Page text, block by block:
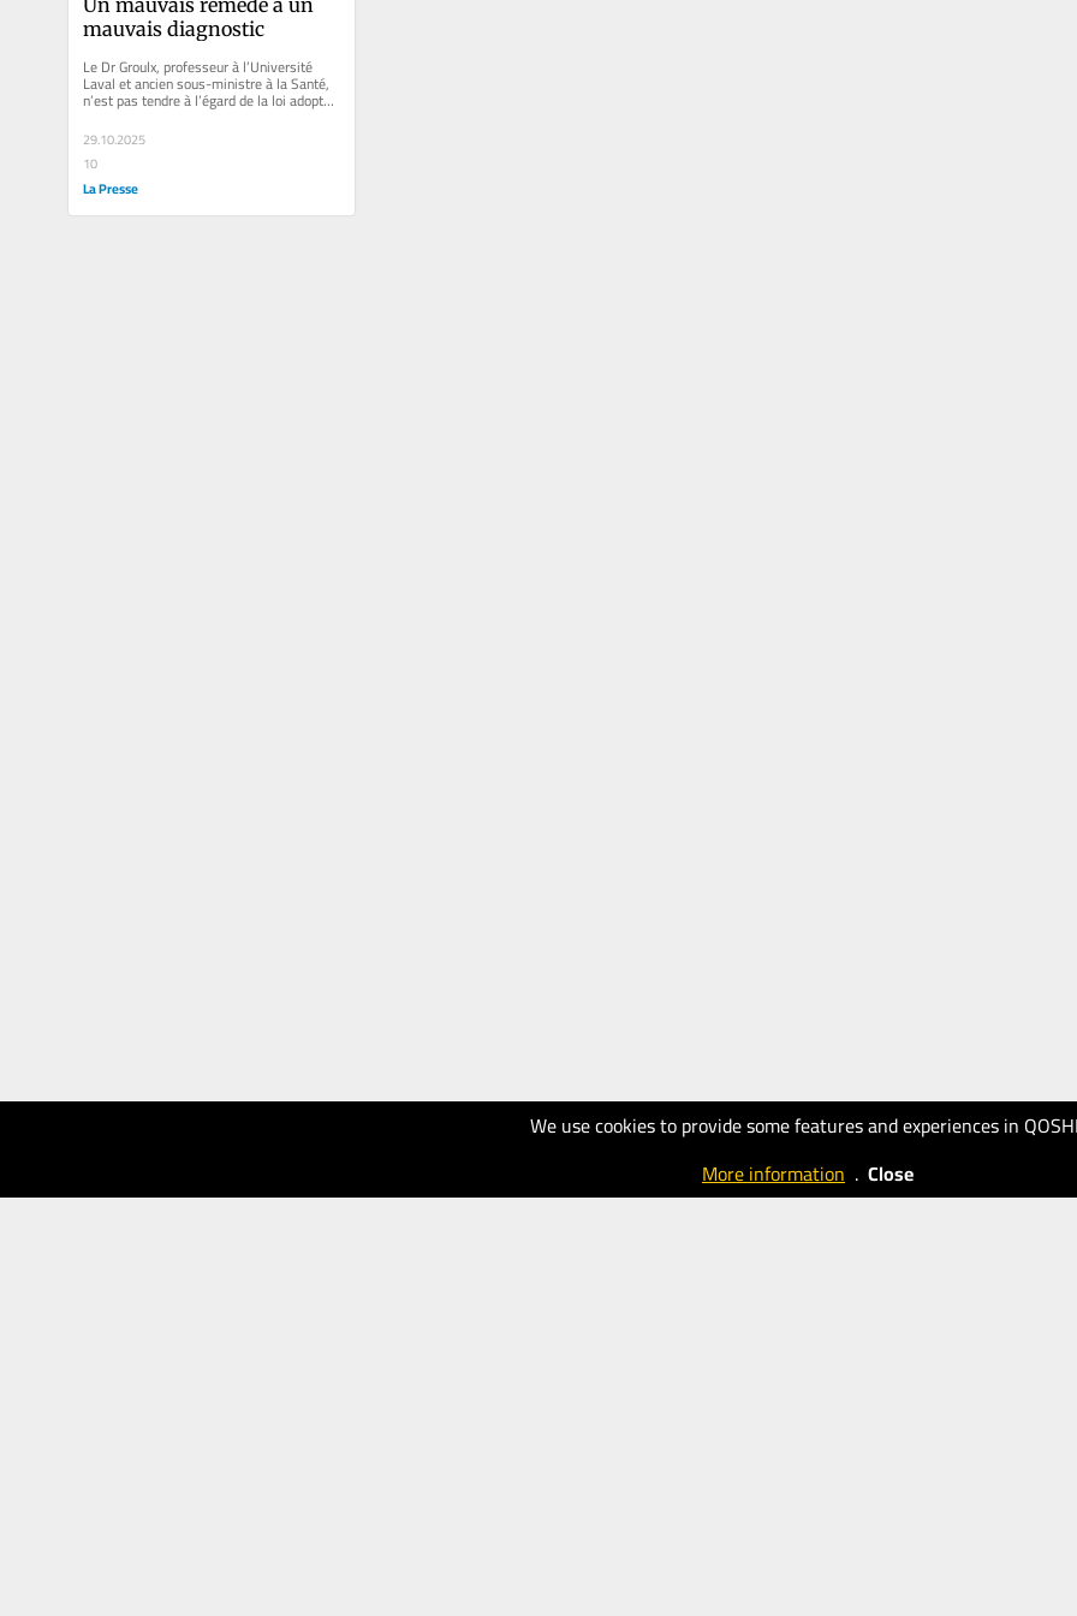
We use cookies to provide some features and experiences in
More information . Close
mauvais diagnostic
Le Dr Groulx, professeur à l’Université
Laval et ancien sous-ministre à la Santé,
n’est pas tendre à l’égard de la loi adoptée
sous...
29.10.2025
10
La Presse